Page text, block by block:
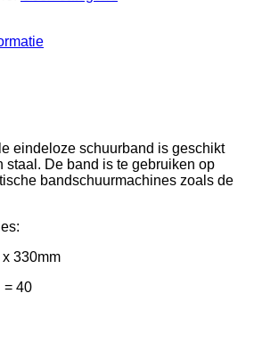
eindeloze schuurband is geschikt
staal. De band is te gebruiken op
bandschuurmachines zoals de
330mm
= 40